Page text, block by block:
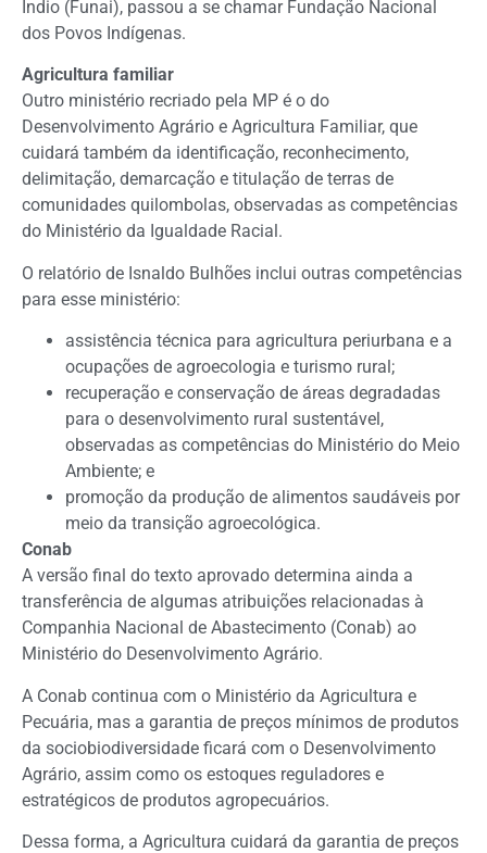
Índio (Funai), passou a se chamar Fundação Nacional
dos Povos Indígenas.
Agricultura familiar
Outro ministério recriado pela MP é o do
Desenvolvimento Agrário e Agricultura Familiar, que
cuidará também da identificação, reconhecimento,
delimitação, demarcação e titulação de terras de
comunidades quilombolas, observadas as competências
do Ministério da Igualdade Racial.
O relatório de Isnaldo Bulhões inclui outras competências
para esse ministério:
assistência técnica para agricultura periurbana e a
ocupações de agroecologia e turismo rural;
recuperação e conservação de áreas degradadas
para o desenvolvimento rural sustentável,
observadas as competências do Ministério do Meio
Ambiente; e
promoção da produção de alimentos saudáveis por
meio da transição agroecológica.
Conab
A versão final do texto aprovado determina ainda a
transferência de algumas atribuições relacionadas à
Companhia Nacional de Abastecimento (Conab) ao
Ministério do Desenvolvimento Agrário.
A Conab continua com o Ministério da Agricultura e
Pecuária, mas a garantia de preços mínimos de produtos
da sociobiodiversidade ficará com o Desenvolvimento
Agrário, assim como os estoques reguladores e
estratégicos de produtos agropecuários.
Dessa forma, a Agricultura cuidará da garantia de preços